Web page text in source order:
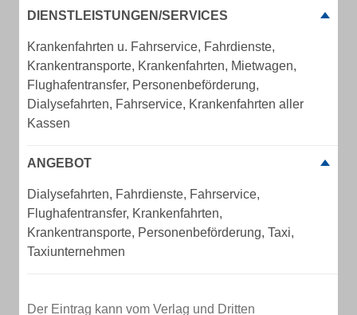
DIENSTLEISTUNGEN/SERVICES
Krankenfahrten u. Fahrservice, Fahrdienste,
Krankentransporte, Krankenfahrten, Mietwagen,
Flughafentransfer, Personenbeförderung,
Dialysefahrten, Fahrservice, Krankenfahrten aller
Kassen
ANGEBOT
Dialysefahrten, Fahrdienste, Fahrservice,
Flughafentransfer, Krankenfahrten,
Krankentransporte, Personenbeförderung, Taxi,
Taxiunternehmen
Der Eintrag kann vom Verlag und Dritten